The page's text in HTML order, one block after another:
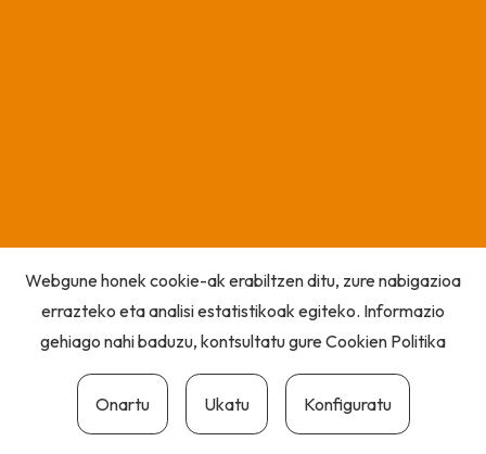
Webgune honek cookie-ak erabiltzen ditu, zure nabigazioa
errazteko eta analisi estatistikoak egiteko. Informazio
gehiago nahi baduzu, kontsultatu gureCookien Politika
Onartu Ukatu Konfiguratu